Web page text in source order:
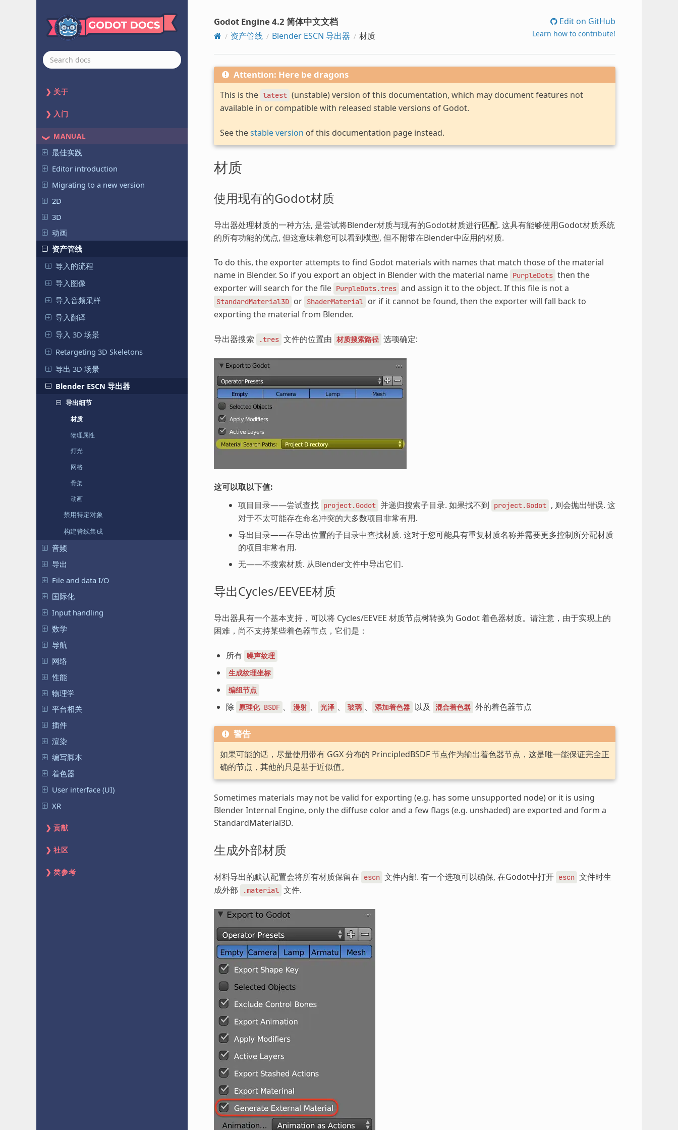
关于
入门
MANUAL
最佳实践
Editor introduction
Migrating to a new version
2D
3D
动画
资产管线
导入的流程
导入图像
导入音频采样
导入翻译
导入 3D 场景
Retargeting 3D Skeletons
导出 3D 场景
Blender ESCN 导出器
导出细节
材质
物理属性
灯光
网格
骨架
动画
禁用特定对象
构建管线集成
音频
导出
File and data I/O
国际化
Input handling
数学
导航
网络
性能
物理学
平台相关
插件
渲染
编写脚本
着色器
User interface (UI)
XR
贡献
社区
类参考
Godot Engine 4.2 简体中文文档
资产管线 Blender ESCN 导出器 材质
Edit on GitHub
Learn how to contribute!
Attention: Here be dragons
This is the latest (unstable) version of this documentation, which may document features not
available in or compatible with released stable versions of Godot.
See thestable version of this documentation page instead.
材质
使用现有的Godot材质
导出器处理材质的一种方法, 是尝试将Blender材质与现有的Godot材质进行匹配. 这具有能够使用Godot材质系统
的所有功能的优点, 但这意味着您可以看到模型, 但不附带在Blender中应用的材质.
To do this, the exporter attempts to find Godot materials with names that match those of the material
name in Blender. So if you export an object in Blender with the material name PurpleDots then the
exporter will search for the file PurpleDots.tres and assign it to the object. If this file is not a
StandardMaterial3D or ShaderMaterial or if it cannot be found, then the exporter will fall back to
exporting the material from Blender.
导出器搜索 .tres 文件的位置由 材质搜索路径 选项确定:
这可以取以下值:
项目目录——尝试查找 project.Godot 并递归搜索子目录. 如果找不到 project.Godot , 则会抛出错误. 这
对于不太可能存在命名冲突的大多数项目非常有用.
导出目录——在导出位置的子目录中查找材质. 这对于您可能具有重复材质名称并需要更多控制所分配材质
的项目非常有用.
无——不搜索材质. 从Blender文件中导出它们.
导出Cycles/EEVEE材质
导出器具有一个基本支持，可以将 Cycles/EEVEE 材质节点树转换为 Godot 着色器材质。请注意，由于实现上的
困难，尚不支持某些着色器节点，它们是：
所有 噪声纹理
生成纹理坐标
编组节点
除 原理化 BSDF 、 漫射 、 光泽 、 玻璃 、 添加着色器 以及 混合着色器 外的着色器节点
警告
如果可能的话，尽量使用带有 GGX 分布的 PrincipledBSDF 节点作为输出着色器节点，这是唯一能保证完全正
确的节点，其他的只是基于近似值。
Sometimes materials may not be valid for exporting (e.g. has some unsupported node) or it is using
Blender Internal Engine, only the diffuse color and a few flags (e.g. unshaded) are exported and form a
StandardMaterial3D.
生成外部材质
材料导出的默认配置会将所有材质保留在 escn 文件内部. 有一个选项可以确保, 在Godot中打开 escn 文件时生
成外部
.material 文件.